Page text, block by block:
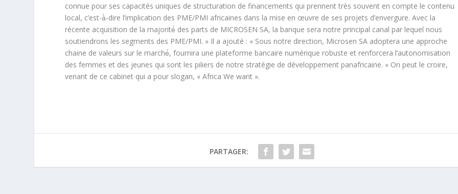
connue pour ses capacités uniques de structuration de financements qui prennent très souvent en compte le contenu
local, c’est-à̀-dire l’implication des PME/PMI africaines dans la mise en œuvre de ses projets d’envergure. Avec la
récente acquisition de la majorité́ des parts de MICROSEN SA, la banque sera notre principal canal par lequel nous
soutiendrons les segments des PME/PMI. » Il a ajouté : « Sous notre direction, Microsen SA adoptera une approche
chaine de valeurs sur le marché́, fournira une plateforme bancaire numérique robuste et renforcera l’autonomisation
des femmes et des jeunes qui sont les piliers de notre stratégie de développement panafricaine. » On peut le croire,
venant de ce cabinet qui a pour slogan, « Africa We want ».
PARTAGER: